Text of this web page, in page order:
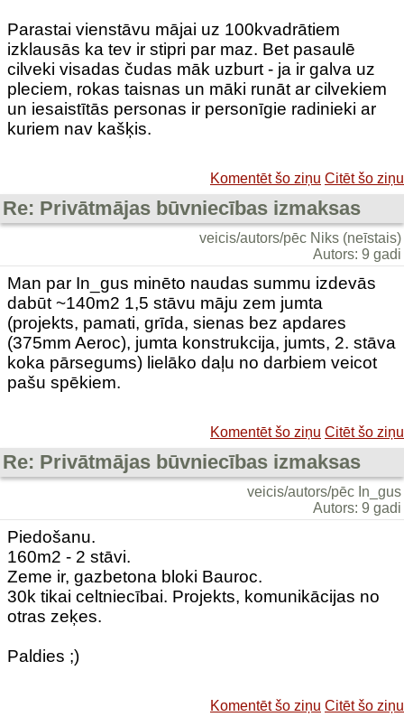
Parastai vienstāvu mājai uz 100kvadrātiem
izklausās ka tev ir stipri par maz. Bet pasaulē
cilveki visadas čudas māk uzburt - ja ir galva uz
pleciem, rokas taisnas un māki runāt ar cilvekiem
un iesaistītās personas ir personīgie radinieki ar
kuriem nav kašķis.
Komentēt šo ziņu Citēt šo ziņu
Re: Privātmājas būvniecības izmaksas
veicis/autors/pēc Niks (neīstais)
Autors: 9 gadi
Man par In_gus minēto naudas summu izdevās
dabūt ~140m2 1,5 stāvu māju zem jumta
(projekts, pamati, grīda, sienas bez apdares
(375mm Aeroc), jumta konstrukcija, jumts, 2. stāva
koka pārsegums) lielāko daļu no darbiem veicot
pašu spēkiem.
Komentēt šo ziņu Citēt šo ziņu
Re: Privātmājas būvniecības izmaksas
veicis/autors/pēc In_gus
Autors: 9 gadi
Piedošanu.
160m2 - 2 stāvi.
Zeme ir, gazbetona bloki Bauroc.
30k tikai celtniecībai. Projekts, komunikācijas no
otras zeķes.
Paldies ;)
Komentēt šo ziņu Citēt šo ziņu